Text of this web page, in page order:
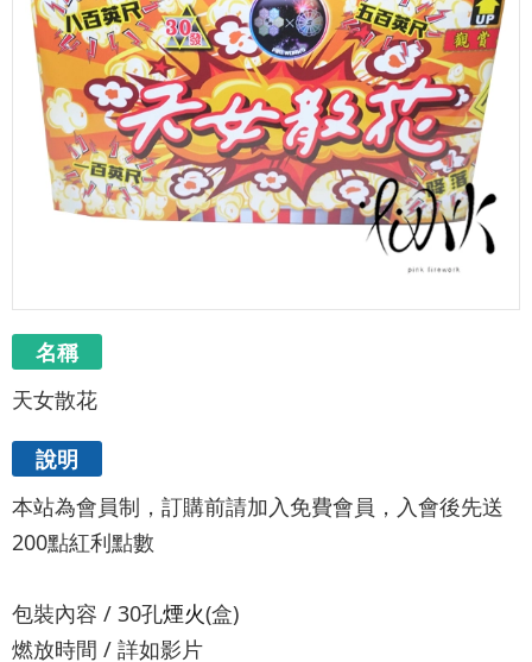
名稱
天女散花
說明
本站為會員制，訂購前請加入免費會員，入會後先送
200點紅利點數
包裝內容 / 30孔煙火(盒)
燃放時間 / 詳如影片